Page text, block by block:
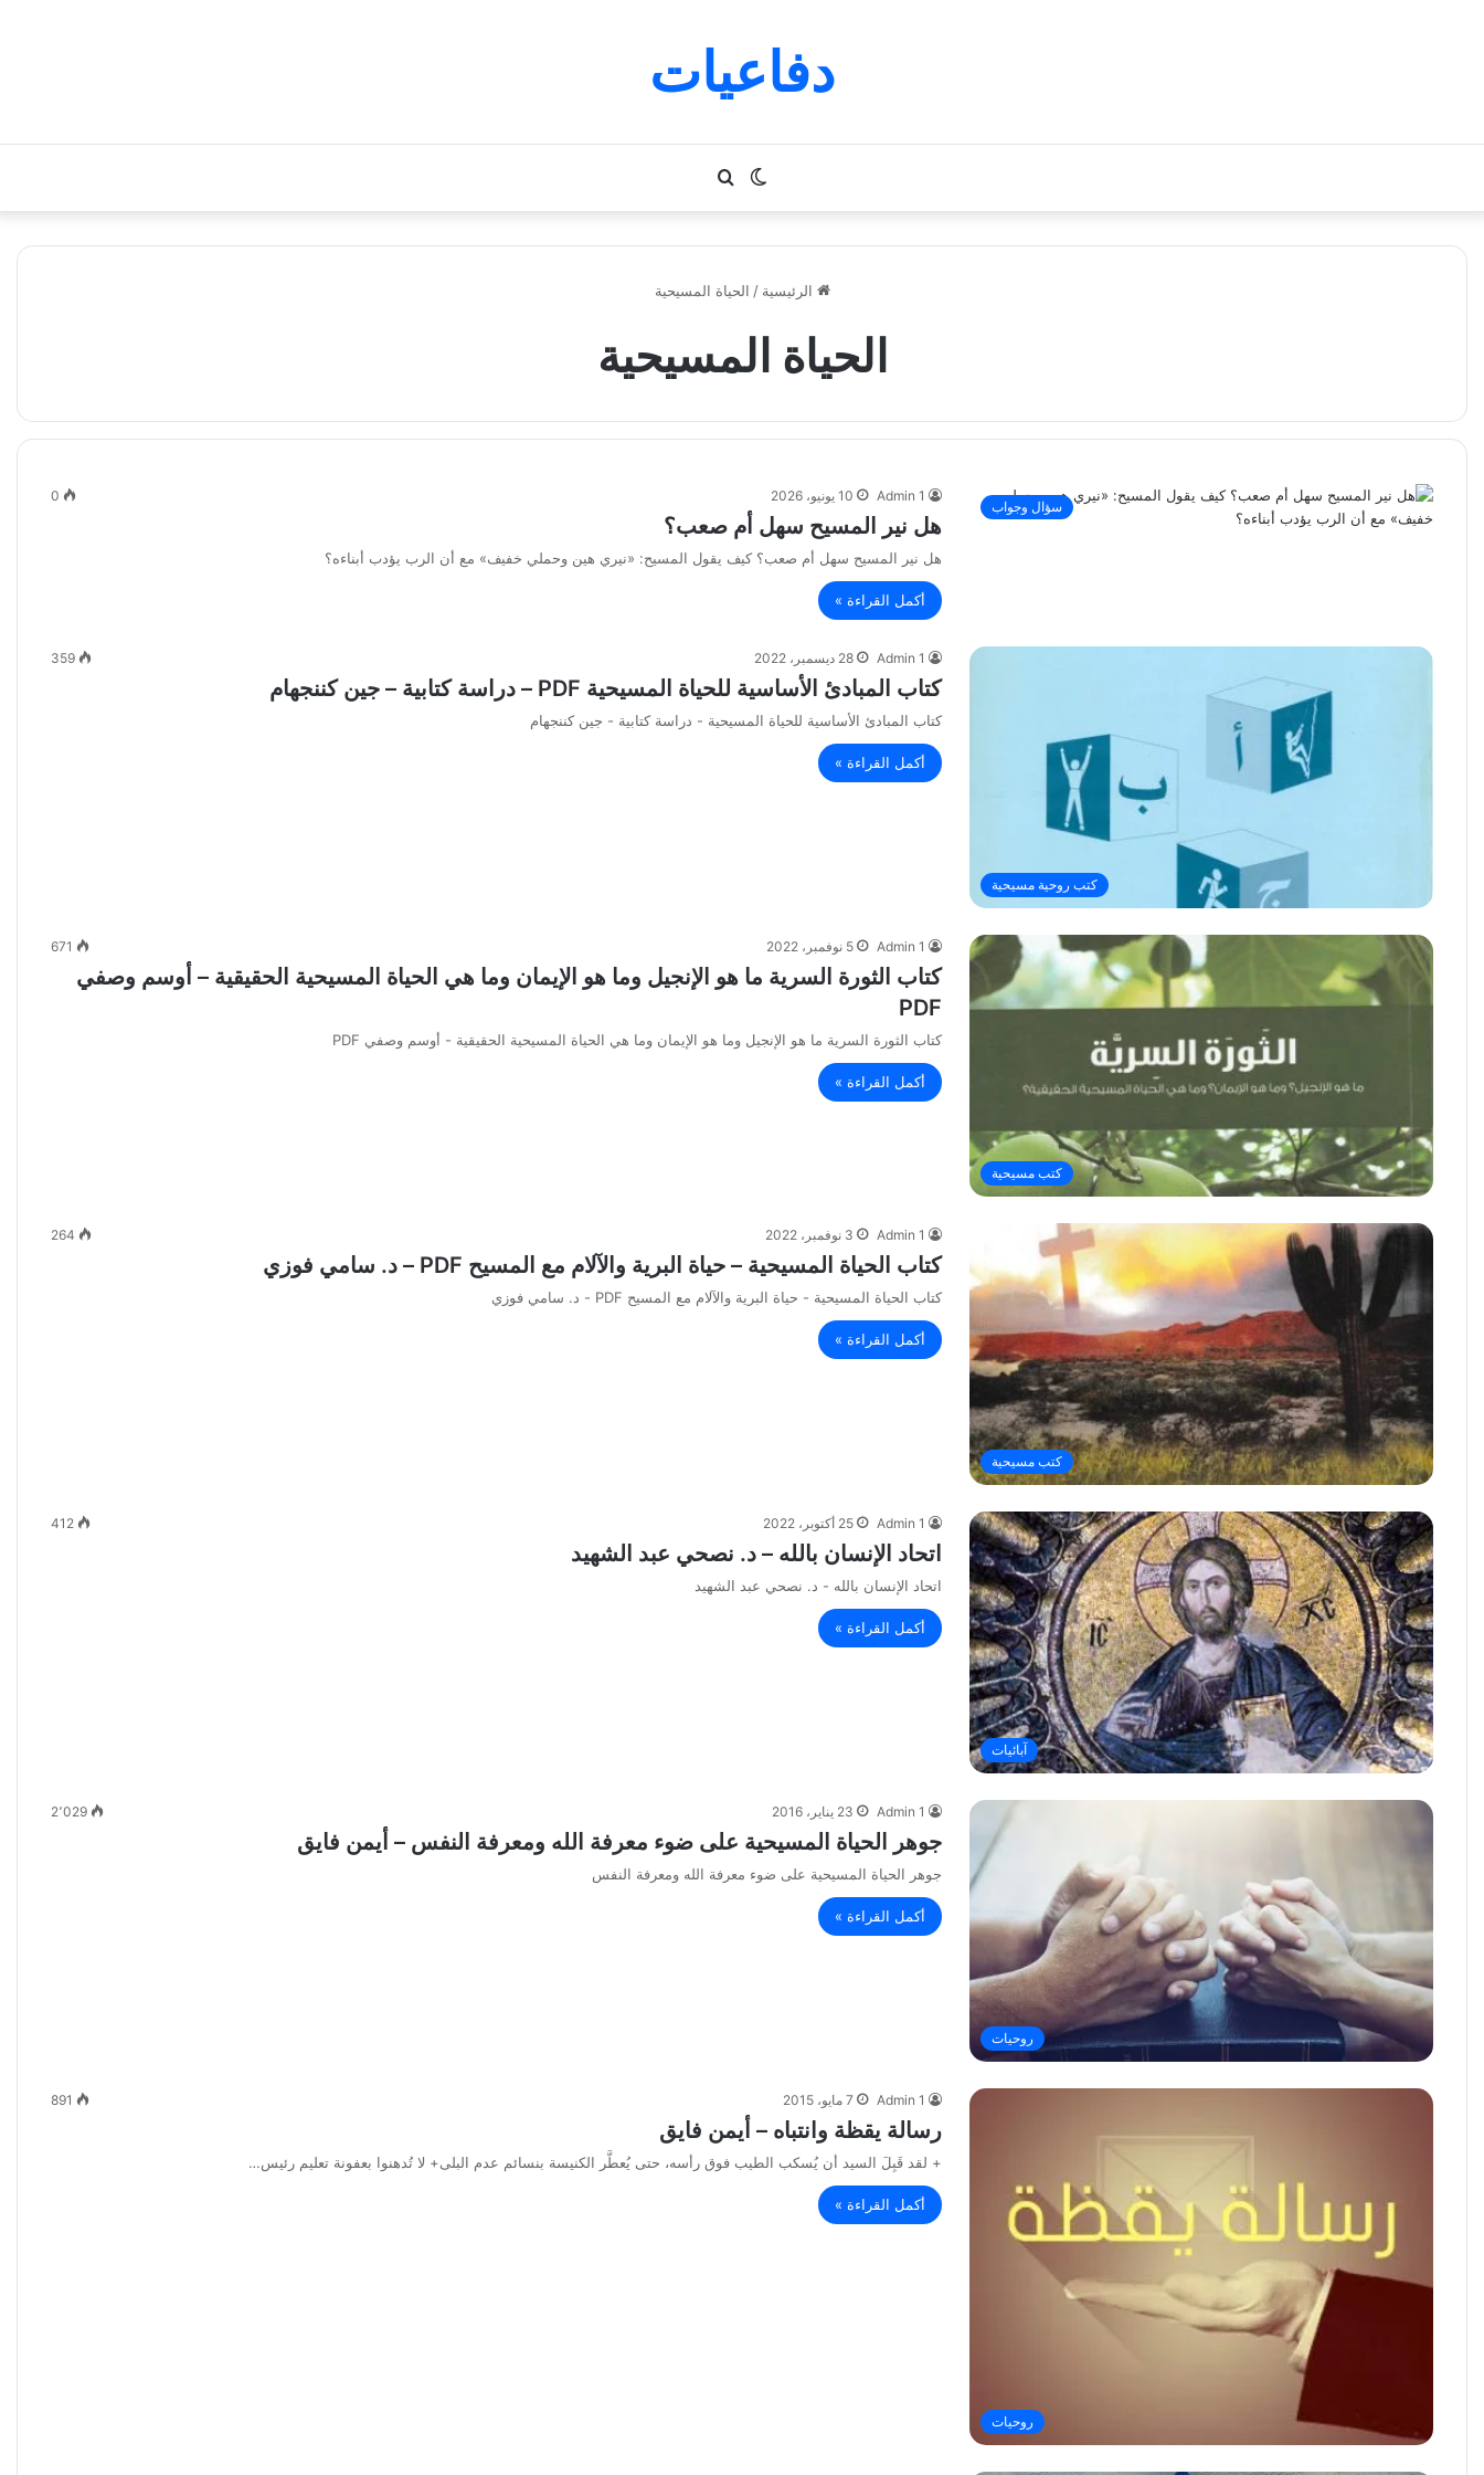
دفاعيات
بحث
عن
الوضع
المظلم
الرئيسية / الحياة المسيحية
الحياة المسيحية
سؤال وجواب
Admin 1 10 يونيو، 2026 0
هل نير المسيح سهل أم صعب؟
هل نير المسيح سهل أم صعب؟ كيف يقول المسيح: «نيري هين وحملي خفيف» مع أن الرب يؤدب أبناءه؟
أكمل القراءة »
كتب روحية مسيحية
Admin 1 28 ديسمبر، 2022 359
كتاب المبادئ الأساسية للحياة المسيحية PDF – دراسة كتابية – جين كننجهام
كتاب المبادئ الأساسية للحياة المسيحية - دراسة كتابية - جين كننجهام
أكمل القراءة »
كتب مسيحية
Admin 1 5 نوفمبر، 2022 671
كتاب الثورة السرية ما هو الإنجيل وما هو الإيمان وما هي الحياة المسيحية الحقيقية – أوسم وصفي
PDF
كتاب الثورة السرية ما هو الإنجيل وما هو الإيمان وما هي الحياة المسيحية الحقيقية - أوسم وصفي PDF
أكمل القراءة »
كتب مسيحية
Admin 1 3 نوفمبر، 2022 264
كتاب الحياة المسيحية – حياة البرية والآلام مع المسيح PDF – د. سامي فوزي
كتاب الحياة المسيحية - حياة البرية والآلام مع المسيح PDF - د. سامي فوزي
أكمل القراءة »
آبائيات
Admin 1 25 أكتوبر، 2022 412
اتحاد الإنسان بالله – د. نصحي عبد الشهيد
اتحاد الإنسان بالله - د. نصحي عبد الشهيد
أكمل القراءة »
روحيات
Admin 1 23 يناير، 2016 2٬029
جوهر الحياة المسيحية على ضوء معرفة الله ومعرفة النفس – أيمن فايق
جوهر الحياة المسيحية على ضوء معرفة الله ومعرفة النفس
أكمل القراءة »
روحيات
Admin 1 7 مايو، 2015 891
رسالة يقظة وانتباه – أيمن فايق
+ لقد قَبِلَ السيد أن يُسكب الطيب فوق رأسه، حتى يُعطَّر الكنيسة بنسائم عدم البلى+ لا تُدهنوا بعفونة تعليم رئيس…
أكمل القراءة »